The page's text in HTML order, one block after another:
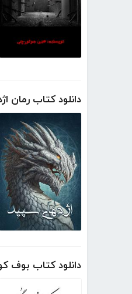
دانلود کتاب رمان
دانلود کتاب بوف